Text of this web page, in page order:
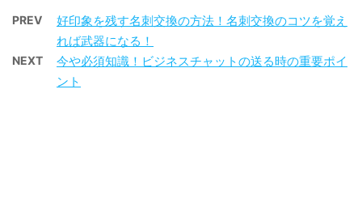
PREV
好印象を残す名刺交換の方法！名刺交換のコツを覚え
れば武器になる！
NEXT
今や必須知識！ビジネスチャットの送る時の重要ポイ
ント